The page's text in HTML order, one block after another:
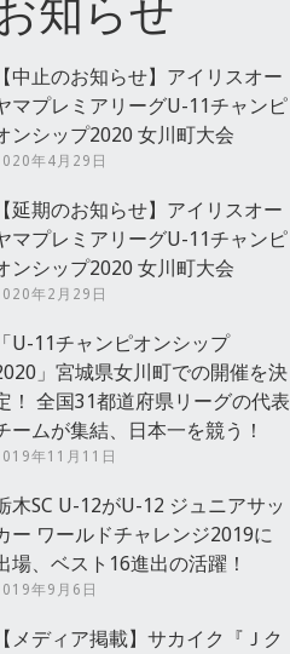
知らせ
中止のお知らせ】アイリスオー
マプレミアリーグU-11チャンピ
ンシップ2020 女川町大会
年4月29日
延期のお知らせ】アイリスオー
マプレミアリーグU-11チャンピ
ンシップ2020 女川町大会
年2月29日
U-11チャンピオンシップ
」宮城県女川町での開催を決
！ 全国31都道府県リーグの代表
ームが集結、日本一を競う！
年11月11日
木SC U-12がU-12 ジュニアサッ
ー ワールドチャレンジ2019に
場、ベスト16進出の活躍！
年9月6日
メディア掲載】サカイク『Ｊク